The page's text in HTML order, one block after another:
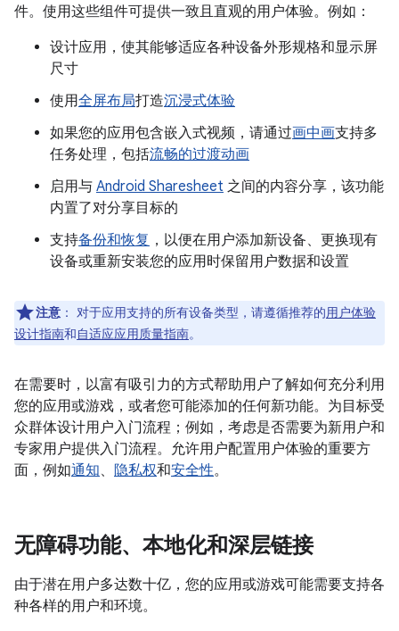
件。使用这些组件可提供一致且直观的用户体验。例如：
设计应用，使其能够适应各种设备外形规格和显示屏
尺寸
使用全屏布局打造沉浸式体验
如果您的应用包含嵌入式视频，请通过画中画支持多
任务处理，包括流畅的过渡动画
启用与 Android Sharesheet 之间的内容分享，该功能
内置了对分享目标的
支持备份和恢复 ，以便在用户添加新设备、更换现有
设备或重新安装您的应用时保留用户数据和设置
注意 ： 对于应用支持的所有设备类型，请遵循推荐的用户体验
设计指南和自适应应用质量指南。
在需要时，以富有吸引力的方式帮助用户了解如何充分利用
您的应用或游戏，或者您可能添加的任何新功能。为目标受
众群体设计用户入门流程；例如，考虑是否需要为新用户和
专家用户提供入门流程。允许用户配置用户体验的重要方
面，例如通知、 隐私权和安全性。
无障碍功能、本地化和深层链接
由于潜在用户多达数十亿，您的应用或游戏可能需要支持各
种各样的用户和环境。